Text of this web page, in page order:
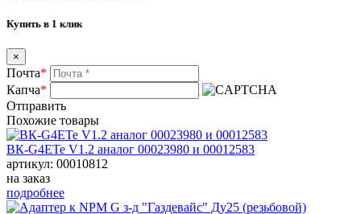
Купить в 1 клик
×
Почта*
Капча*
Отправить
Похожие товары
ВК-G4ЕТе V1.2 аналог 00023980 и 00012583
артикул: 00010812
на заказ
подробнее